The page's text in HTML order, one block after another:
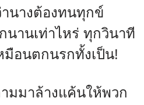
นางต้องทนทุกข์
นานเท่าไหร่ ทุกวินาที
มือนตกนรกทั้งเป็น!
มมาล้างแค้นให้พวก